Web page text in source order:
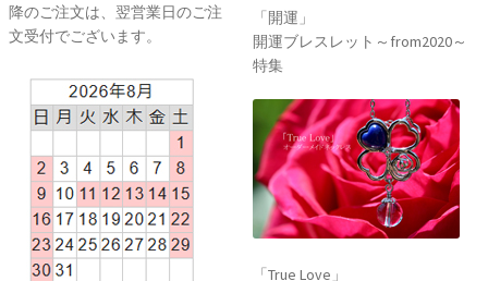
降のご注文は、翌営業日のご注
文受付でございます。
「開運」
開運ブレスレット～from2020～
特集
「True Love」